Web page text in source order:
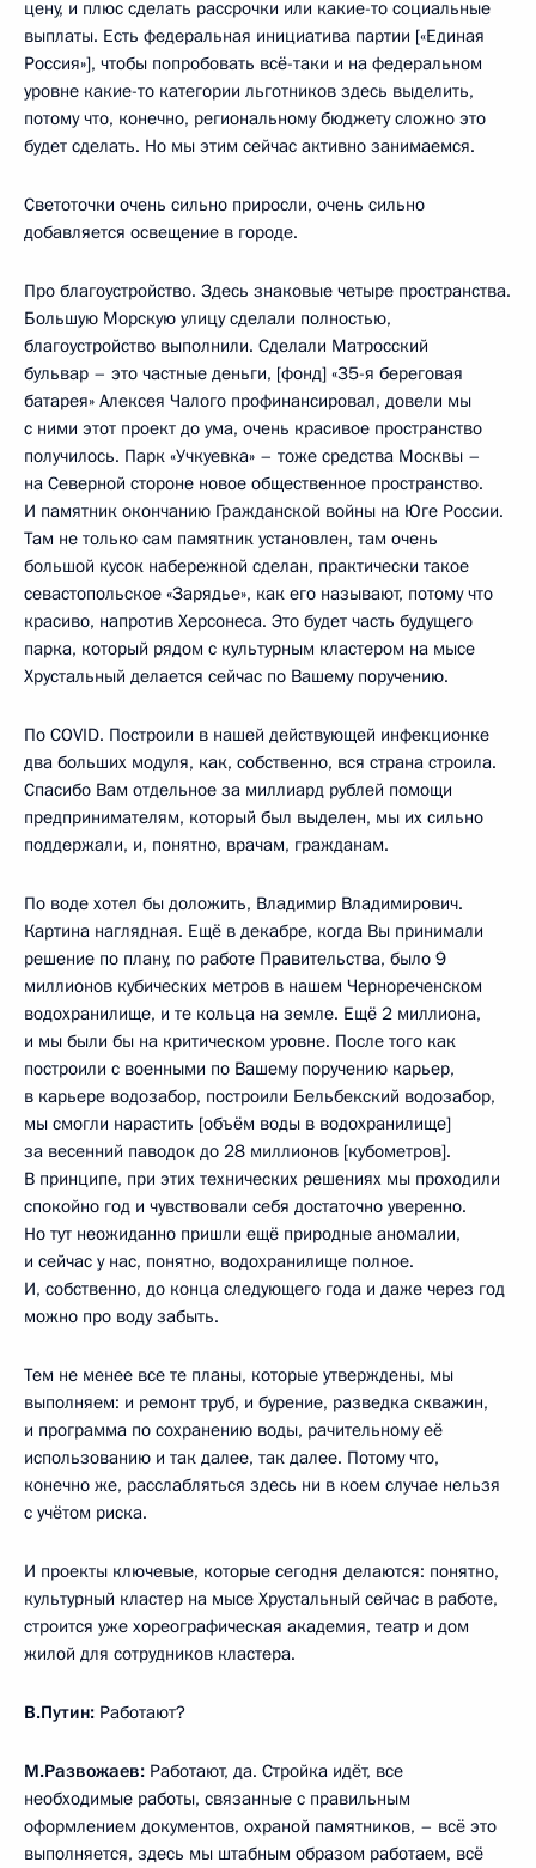
цену, и плюс сделать рассрочки или какие-то социальные
выплаты. Есть федеральная инициатива партии [«Единая
Россия»], чтобы попробовать всё-таки и на федеральном
уровне какие-то категории льготников здесь выделить,
потому что, конечно, региональному бюджету сложно это
будет сделать. Но мы этим сейчас активно занимаемся.
Светоточки очень сильно приросли, очень сильно
добавляется освещение в городе.
Про благоустройство. Здесь знаковые четыре пространства.
Большую Морскую улицу сделали полностью,
благоустройство выполнили. Сделали Матросский
бульвар – это частные деньги, [фонд] «35-я береговая
батарея» Алексея Чалого профинансировал, довели мы
с ними этот проект до ума, очень красивое пространство
получилось. Парк «Учкуевка» – тоже средства Москвы –
на Северной стороне новое общественное пространство.
И памятник окончанию Гражданской войны на Юге России.
Там не только сам памятник установлен, там очень
большой кусок набережной сделан, практически такое
севастопольское «Зарядье», как его называют, потому что
красиво, напротив Херсонеса. Это будет часть будущего
парка, который рядом с культурным кластером на мысе
Хрустальный делается сейчас по Вашему поручению.
По COVID. Построили в нашей действующей инфекционке
два больших модуля, как, собственно, вся страна строила.
Спасибо Вам отдельное за миллиард рублей помощи
предпринимателям, который был выделен, мы их сильно
поддержали, и, понятно, врачам, гражданам.
По воде хотел бы доложить, Владимир Владимирович.
Картина наглядная. Ещё в декабре, когда Вы принимали
решение по плану, по работе Правительства, было 9
миллионов кубических метров в нашем Чернореченском
водохранилище, и те кольца на земле. Ещё 2 миллиона,
и мы были бы на критическом уровне. После того как
построили с военными по Вашему поручению карьер,
в карьере водозабор, построили Бельбекский водозабор,
мы смогли нарастить [объём воды в водохранилище]
за весенний паводок до 28 миллионов [кубометров].
В принципе, при этих технических решениях мы проходили
спокойно год и чувствовали себя достаточно уверенно.
Но тут неожиданно пришли ещё природные аномалии,
и сейчас у нас, понятно, водохранилище полное.
И, собственно, до конца следующего года и даже через год
можно про воду забыть.
Тем не менее все те планы, которые утверждены, мы
выполняем: и ремонт труб, и бурение, разведка скважин,
и программа по сохранению воды, рачительному её
использованию и так далее, так далее. Потому что,
конечно же, расслабляться здесь ни в коем случае нельзя
с учётом риска.
И проекты ключевые, которые сегодня делаются: понятно,
культурный кластер на мысе Хрустальный сейчас в работе,
строится уже хореографическая академия, театр и дом
жилой для сотрудников кластера.
В.Путин: Работают?
М.Развожаев: Работают, да. Стройка идёт, все
необходимые работы, связанные с правильным
оформлением документов, охраной памятников, – всё это
выполняется, здесь мы штабным образом работаем, всё